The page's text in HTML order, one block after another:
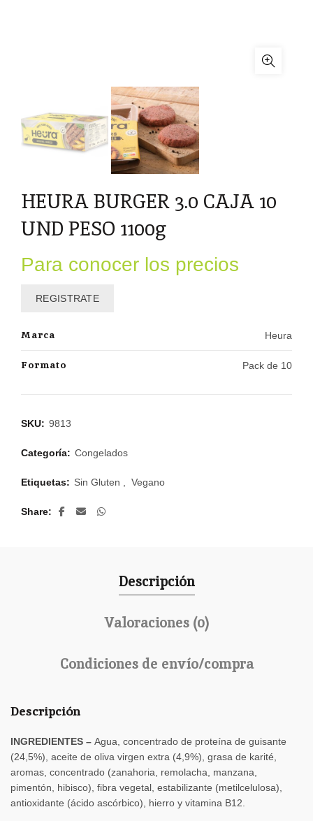
HEURA BURGER 3.0 CAJA 10
UND PESO 1100g
Para conocer los precios
REGISTRATE
Marca Heura
Formato Pack de 10
SKU: 9813
Categoría: Congelados
Etiquetas: Sin Gluten , Vegano
Share
Descripción
Valoraciones (0)
Condiciones de envío/compra
Descripción
INGREDIENTES – Agua, concentrado de proteína de guisante
(24,5%), aceite de oliva virgen extra (4,9%), grasa de karité,
aromas, concentrado (zanahoria, remolacha, manzana,
pimentón, hibisco), fibra vegetal, estabilizante (metilcelulosa),
antioxidante (ácido ascórbico), hierro y vitamina B12.